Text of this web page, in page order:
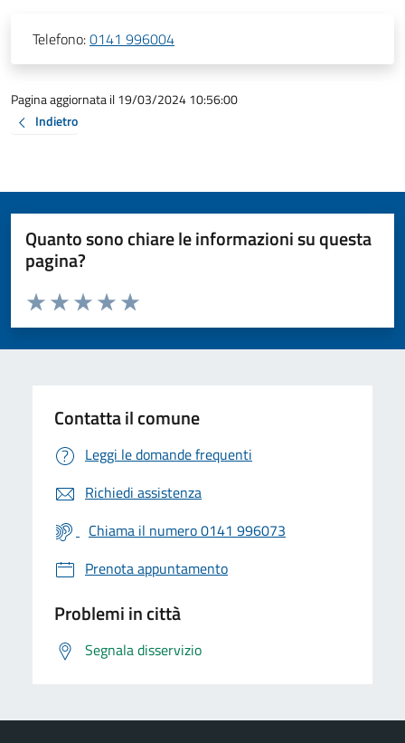
Telefono:0141 996004
Pagina aggiornata il 19/03/2024 10:56:00
Indietro
Quanto sono chiare le informazioni su questa
pagina?
Valuta da 1 a 5 stelle la pagina
Valuta 5 stelle su 5
Valuta 4 stelle su 5
Valuta 3 stelle su 5
Valuta 2 stelle su 5
Valuta 1 stelle su 5
Contatta il comune
Leggi le domande frequenti
Richiedi assistenza
Chiama il numero 0141 996073
Prenota appuntamento
Problemi in città
Segnala disservizio